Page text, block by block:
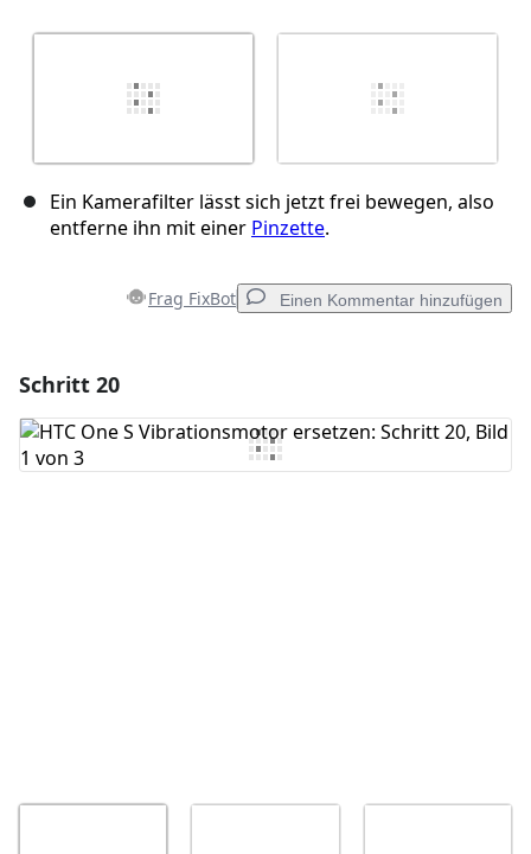
Ein Kamerafilter lässt sich jetzt frei bewegen, also
entferne ihn mit einer Pinzette.
Frag FixBot Einen Kommentar hinzufügen
Kommentar hinzufügen
Schritt 20